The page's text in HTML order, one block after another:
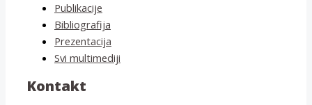
Publikacije
Bibliografija
Prezentacija
Svi multimediji
Kontakt